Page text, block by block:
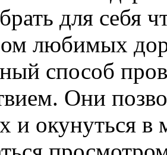
для себя
любимых
способ
Они
и окунуться